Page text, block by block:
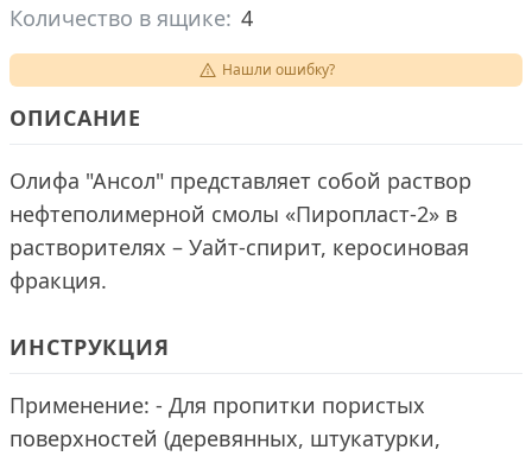
Количество в ящике: 4
Нашли ошибку?
ОПИСАНИЕ
Олифа "Ансол" представляет собой раствор
нефтеполимерной смолы «Пиропласт-2» в
растворителях – Уайт-спирит, керосиновая
фракция.
ИНСТРУКЦИЯ
Применение: - Для пропитки пористых
поверхностей (деревянных, штукатурки,